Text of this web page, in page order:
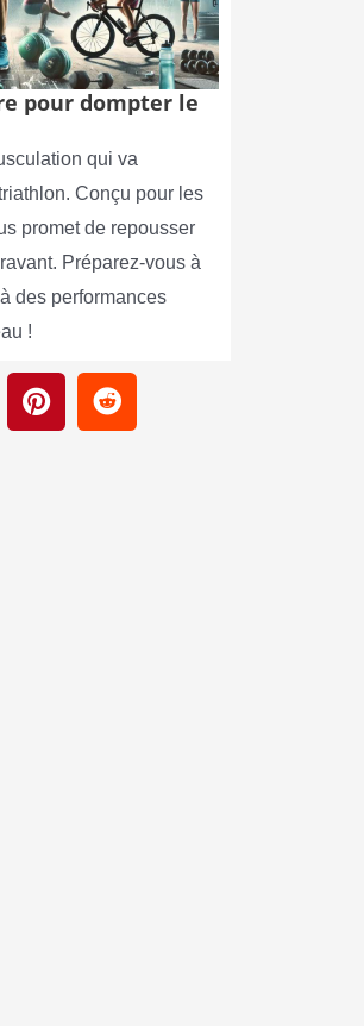
pour dompter le
qui va
Conçu pour les
promet de repousser
Préparez-vous à
des performances
!